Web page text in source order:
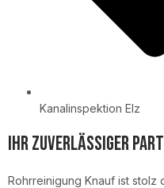
Kanalinspektion Elz
Ihr Zuverlässiger
Rohrreinigung Knauf ist stolz